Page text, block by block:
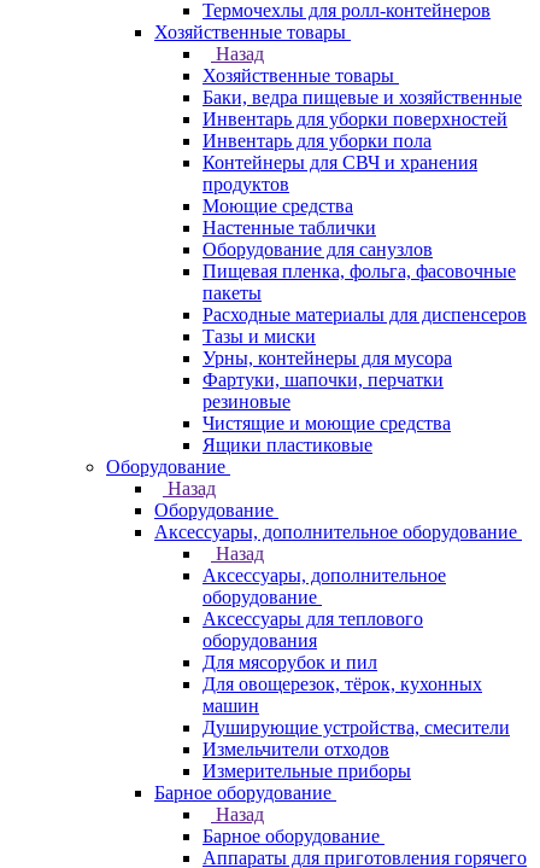
Термочехлы для ролл-контейнеров
Хозяйственные товары
Назад
Хозяйственные товары
Баки, ведра пищевые и хозяйственные
Инвентарь для уборки поверхностей
Инвентарь для уборки пола
Контейнеры для СВЧ и хранения
продуктов
Моющие средства
Настенные таблички
Оборудование для санузлов
Пищевая пленка, фольга, фасовочные
пакеты
Расходные материалы для диспенсеров
Тазы и миски
Урны, контейнеры для мусора
Фартуки, шапочки, перчатки
резиновые
Чистящие и моющие средства
Ящики пластиковые
Оборудование
Назад
Оборудование
Аксессуары, дополнительное оборудование
Назад
Аксессуары, дополнительное
оборудование
Аксессуары для теплового
оборудования
Для мясорубок и пил
Для овощерезок, тёрок, кухонных
машин
Душирующие устройства, смесители
Измельчители отходов
Измерительные приборы
Барное оборудование
Назад
Барное оборудование
Аппараты для приготовления горячего